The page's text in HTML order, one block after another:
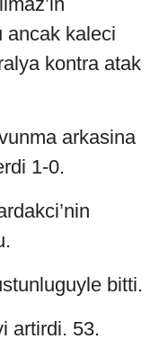
ancak kaleci
kontra atak
arkasina
1-0.
bitti.
artirdi. 53.